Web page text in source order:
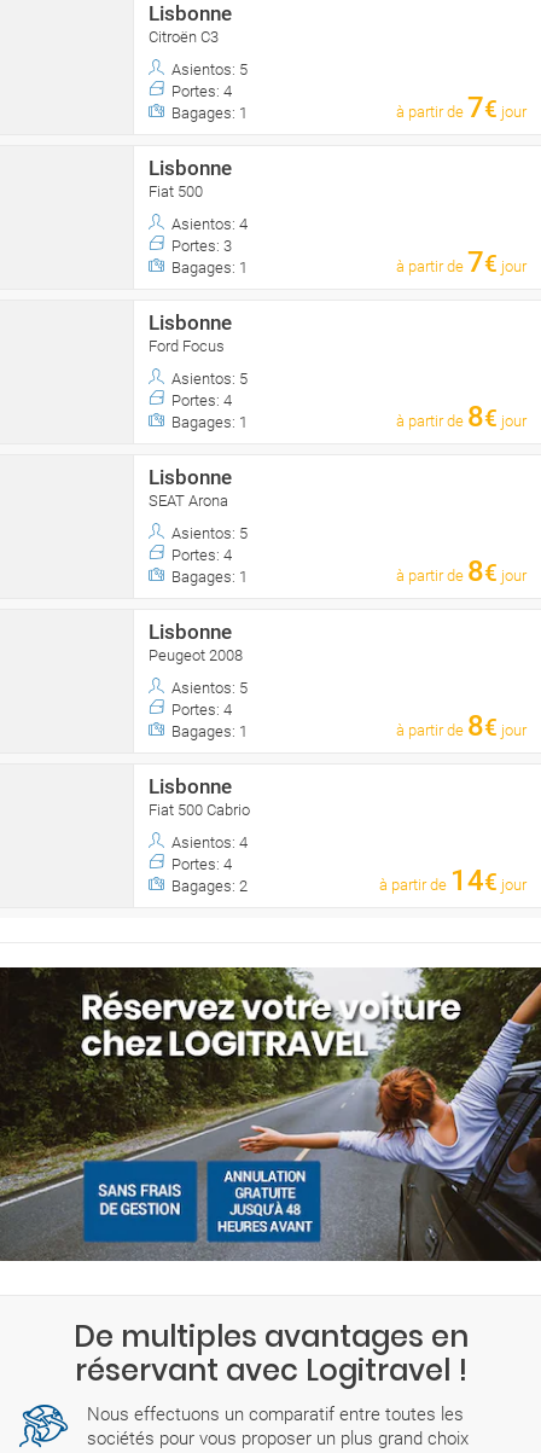
Lisbonne
Citroën C3
Asientos: 5
Portes: 4
Bagages: 1
à partir de 7€ jour
Lisbonne
Fiat 500
Asientos: 4
Portes: 3
Bagages: 1
à partir de 7€ jour
Lisbonne
Ford Focus
Asientos: 5
Portes: 4
Bagages: 1
à partir de 8€ jour
Lisbonne
SEAT Arona
Asientos: 5
Portes: 4
Bagages: 1
à partir de 8€ jour
Lisbonne
Peugeot 2008
Asientos: 5
Portes: 4
Bagages: 1
à partir de 8€ jour
Lisbonne
Fiat 500 Cabrio
Asientos: 4
Portes: 4
Bagages: 2
à partir de 14€ jour
De multiples avantages en
réservant avec Logitravel !
Nous effectuons un comparatif entre toutes les
sociétés pour vous proposer un plus grand choix